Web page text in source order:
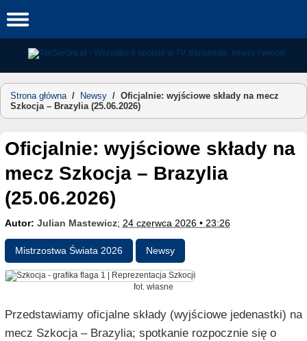
to
Strona główna/ Newsy / Oficjalnie: wyjściowe składy na mecz
Szkocja – Brazylia (25.06.2026)
Oficjalnie: wyjściowe składy na
mecz Szkocja – Brazylia
(25.06.2026)
Autor: Julian Mastewicz; 24 czerwca 2026 • 23:26
Mistrzostwa Świata 2026 Newsy
fot. własne
Przedstawiamy oficjalne składy (wyjściowe jedenastki) na
mecz Szkocja – Brazylia; spotkanie rozpocznie się o